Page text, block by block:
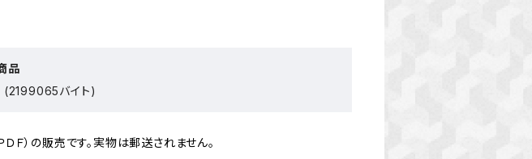
品
(2199065バイト)
Ｆ）の販売です。実物は郵送されません。